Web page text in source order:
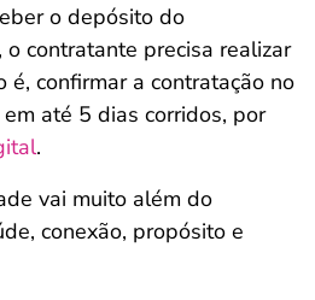
o depósito do
contratante precisa realizar
é, confirmar a contratação no
em até 5 dias corridos, por
.
vai muito além do
conexão, propósito e